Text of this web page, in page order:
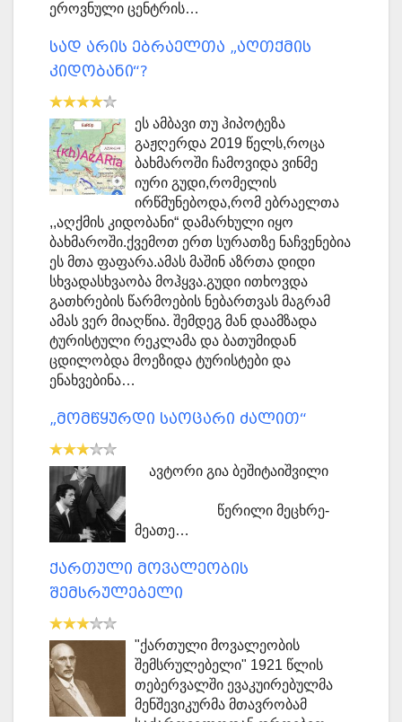
ეროვნული ცენტრის…
სად არის ებრაელთა „აღთქმის
კიდობანი“?
ეს ამბავი თუ ჰიპოტეზა
გაჟღერდა 2019 წელს,როცა
ბახმაროში ჩამოვიდა ვინმე
იური გუდი,რომელის
ირწმუნებოდა,რომ ებრაელთა
,,აღქმის კიდობანი“ დამარხული იყო
ბახმაროში.ქვემოთ ერთ სურათზე ნაჩვენებია
ეს მთა ფაფარა.ამას მაშინ აზრთა დიდი
სხვადასხვაობა მოჰყვა.გუდი ითხოვდა
გათხრების წარმოების ნებართვას მაგრამ
ამას ვერ მიაღწია. შემდეგ მან დაამზადა
ტურისტული რეკლამა და ბათუმიდან
ცდილობდა მოეზიდა ტურისტები და
ენახვებინა…
„მომწყურდი საოცარი ძალით“
ავტორი გია ბეშიტაიშვილი
წერილი მეცხრე-
მეათე…
ქართული მოვალეობის
შემსრულებელი
"ქართული მოვალეობის
შემსრულებელი" 1921 წლის
თებერვალში ევაკუირებულმა
მენშევიკურმა მთავრობამ